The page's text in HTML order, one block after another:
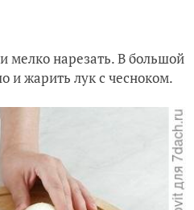
мелко нарезать. В большой
и жарить лук с чесноком.